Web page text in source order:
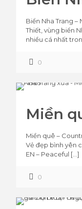
Biển Nha Trang –
Thiết, vùng biển
nhiều cá nhất
0
Miền
Miền quê –
Vẻ đẹp bình yên
EN – Peaceful […]
0